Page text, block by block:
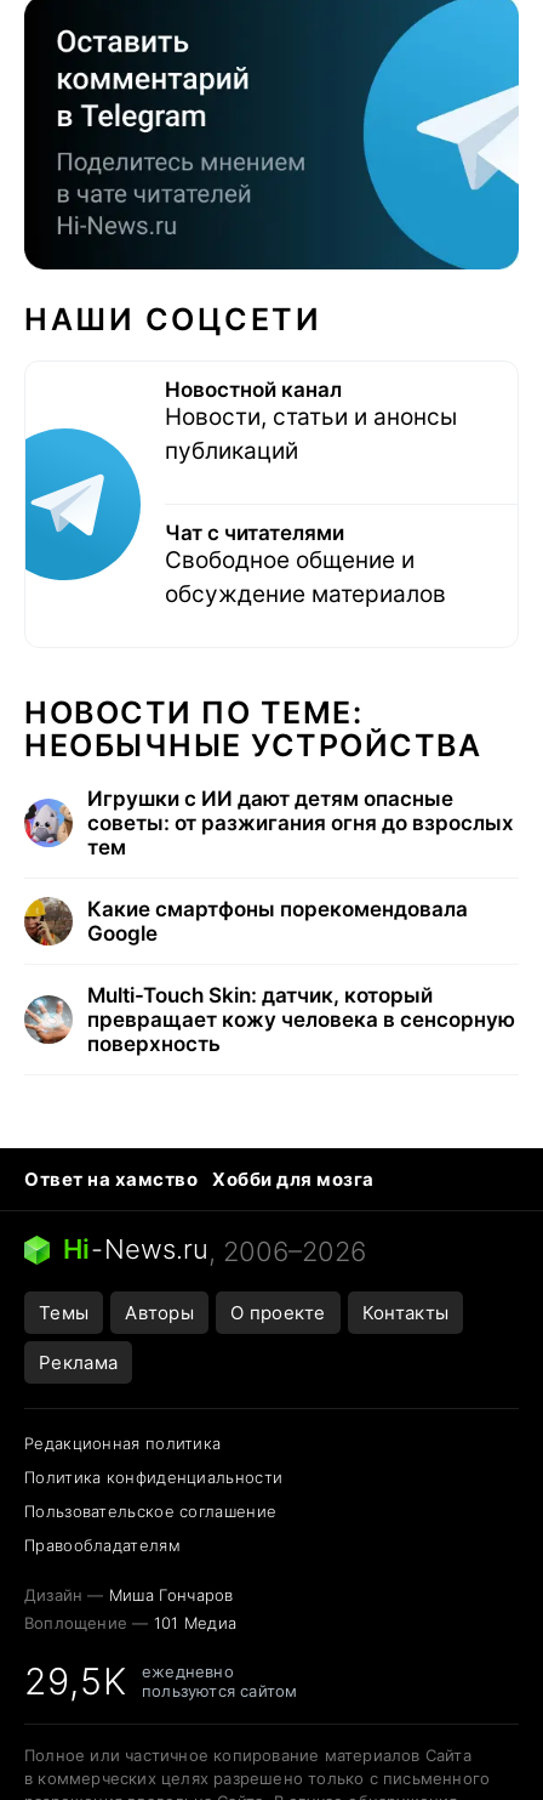
НАШИ СОЦСЕТИ
Новостной канал
Новости, статьи и анонсы
публикаций
Чат с читателями
Свободное общение и
обсуждение материалов
НОВОСТИ ПО ТЕМЕ:
НЕОБЫЧНЫЕ УСТРОЙСТВА
Игрушки с ИИ дают детям опасные
советы: от разжигания огня до взрослых
тем
Какие смартфоны порекомендовала
Google
Multi-Touch Skin: датчик, который
превращает кожу человека в сенсорную
поверхность
Ответ на хамство
Хобби для мозга
Бензин 100 и 95
Тунцы в океанариуме
Следующая пандемия
Hi-News.ru, 2006–2026
Темы Авторы О проекте Контакты
Реклама
Редакционная политика
Политика конфиденциальности
Пользовательское соглашение
Правообладателям
Дизайн — Миша Гончаров
Воплощение — 101 Медиа
29,5K
ежедневно
пользуются сайтом
Полное или частичное копирование материалов Сайта
в коммерческих целях разрешено только с письменного